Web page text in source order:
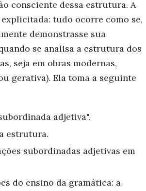
consciente dessa estrutura. A
tudo ocorre como se,
demonstrasse sua
se analisa a estrutura dos
seja em obras modernas,
gerativa). Ela toma a seguinte
adjetiva".
estrutura.
subordinadas adjetivas em
do ensino da gramática: a